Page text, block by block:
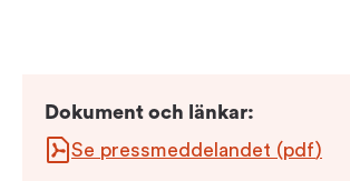
Dokument och länkar:
Se pressmeddelandet (pdf)